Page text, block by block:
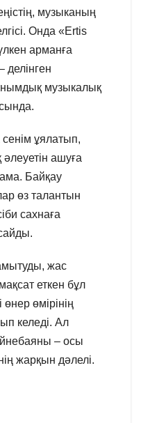
музыканың
Онда «Ertis
арманға
делінген
музыкалық
ұялатып,
ашуға
Байқау
өз талантын
сахнаға
жас
еткен бұл
өмірінің
келеді. Ал
– осы
жарқын дәлелі.